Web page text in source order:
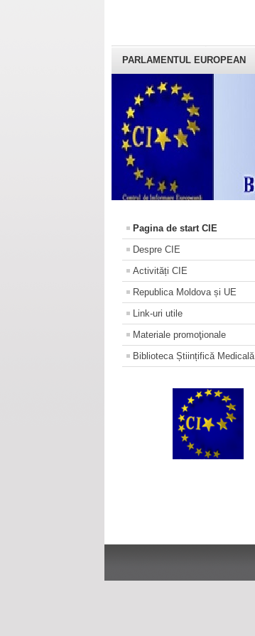
PARLAMENTUL EUROPEAN
Pagina de start CIE
Despre CIE
Activități CIE
Republica Moldova și UE
Link-uri utile
Materiale promoţionale
Biblioteca Științifică Medicală